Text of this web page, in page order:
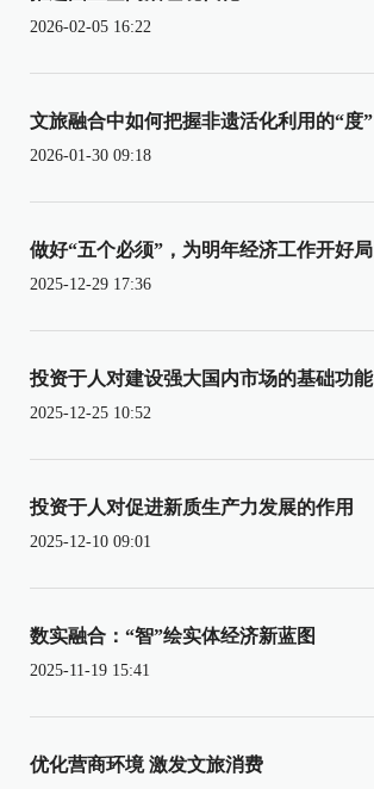
2026-02-05 16:22
文旅融合中如何把握非遗活化利用的“度”
2026-01-30 09:18
做好“五个必须”，为明年经济工作开好局
2025-12-29 17:36
投资于人对建设强大国内市场的基础功能
2025-12-25 10:52
投资于人对促进新质生产力发展的作用
2025-12-10 09:01
数实融合：“智”绘实体经济新蓝图
2025-11-19 15:41
优化营商环境 激发文旅消费